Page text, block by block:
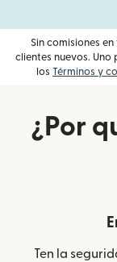
Sin comisiones
clientes nuevos.
los
Términos y
¿Por
Ten la